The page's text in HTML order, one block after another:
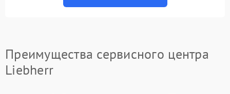
Преимущества сервисного центра
Liebherr